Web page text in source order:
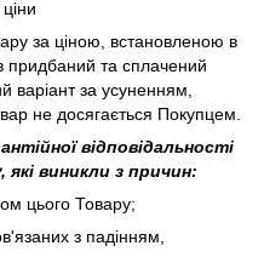
за ціною, встановленою в
придбаний та сплачений
варіант за усуненням,
не досягається Покупцем.
відповідальності
які виникли з причин:
цього Товару;
з падінням,